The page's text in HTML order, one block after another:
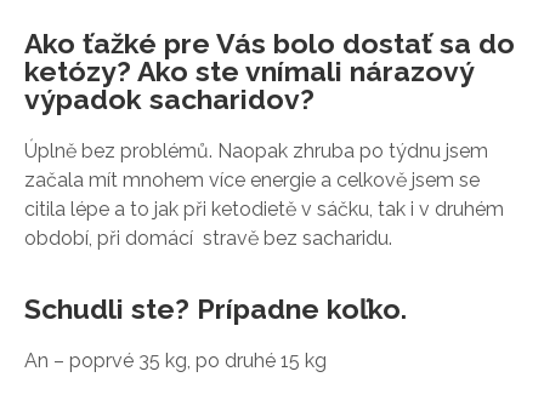
Ako ťažké pre Vás bolo dostať sa do
ketózy? Ako ste vnímali nárazový
výpadok sacharidov?
Úplně bez problémů. Naopak zhruba po týdnu jsem
začala mít mnohem více energie a celkově jsem se
citila lépe a to jak při ketodietě v sáčku, tak i v druhém
období, při domácí stravě bez sacharidu.
Schudli ste? Prípadne koľko.
An – poprvé 35 kg, po druhé 15 kg